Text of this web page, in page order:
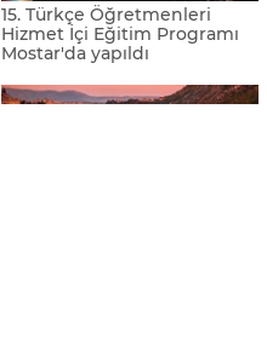
15. Türkçe Öğretmenleri
Hizmet İçi Eğitim Programı
Mostar'da yapıldı